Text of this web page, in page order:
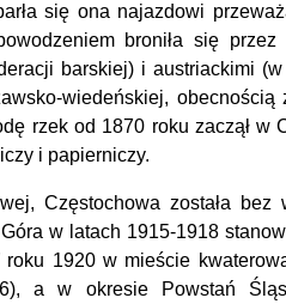
się ona najazdowi
broniła się
barskiej) i austriackimi
wiedeńskiej, obecnością
rzek od 1870 roku zaczął w
i papierniczy.
Częstochowa została bez
w latach 1915-1918
roku 1920 w mieście
a w okresie Powstań